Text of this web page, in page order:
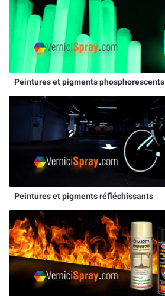
Peintures et pigments phosphorescents
Peintures et pigments réfléchissants